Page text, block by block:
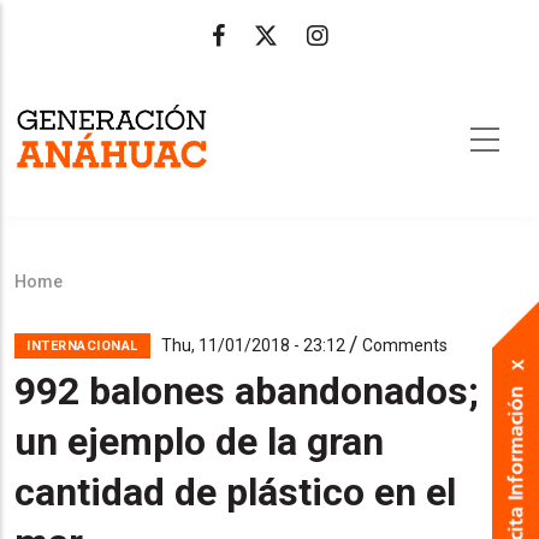
main
content
Breadcrumb
Home
INTERNACIONAL Thu, 11/01/2018 - 23:12 / Comments
992 balones abandonados;
un ejemplo de la gran
cantidad de plástico en el